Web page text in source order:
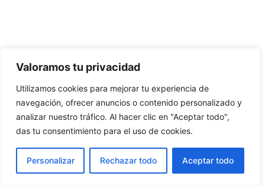
Valoramos tu privacidad
Utilizamos cookies para mejorar tu experiencia de
navegación, ofrecer anuncios o contenido personalizado y
analizar nuestro tráfico. Al hacer clic en "Aceptar todo",
das tu consentimiento para el uso de cookies.
Personalizar Rechazar todo Aceptar todo